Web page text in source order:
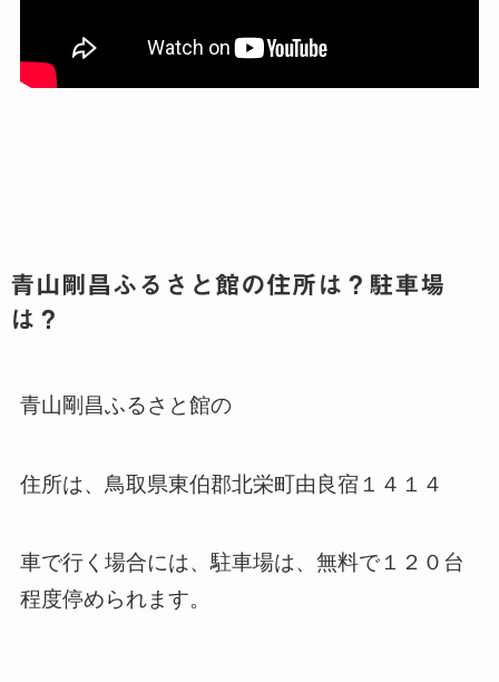
青山剛昌ふるさと館の住所は？駐車場
は？
青山剛昌ふるさと館の
住所は、鳥取県東伯郡北栄町由良宿１４１４
車で行く場合には、駐車場は、無料で１２０台
程度停められます。